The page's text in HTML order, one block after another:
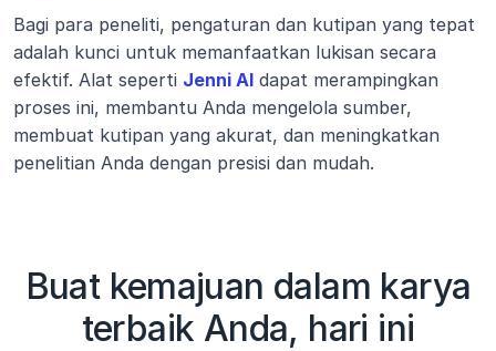
Bagi para peneliti, pengaturan dan kutipan yang tepat
adalah kunci untuk memanfaatkan lukisan secara
efektif. Alat seperti Jenni AI dapat merampingkan
proses ini, membantu Anda mengelola sumber,
membuat kutipan yang akurat, dan meningkatkan
penelitian Anda dengan presisi dan mudah.
Buat kemajuan dalam karya
terbaik Anda, hari ini